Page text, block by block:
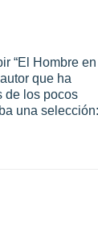
“El Hombre en
que ha
de los pocos
una selección: